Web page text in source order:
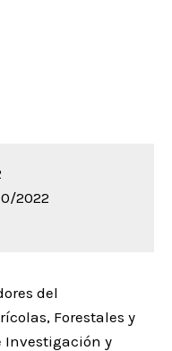
2022
del
Forestales y
Investigación y